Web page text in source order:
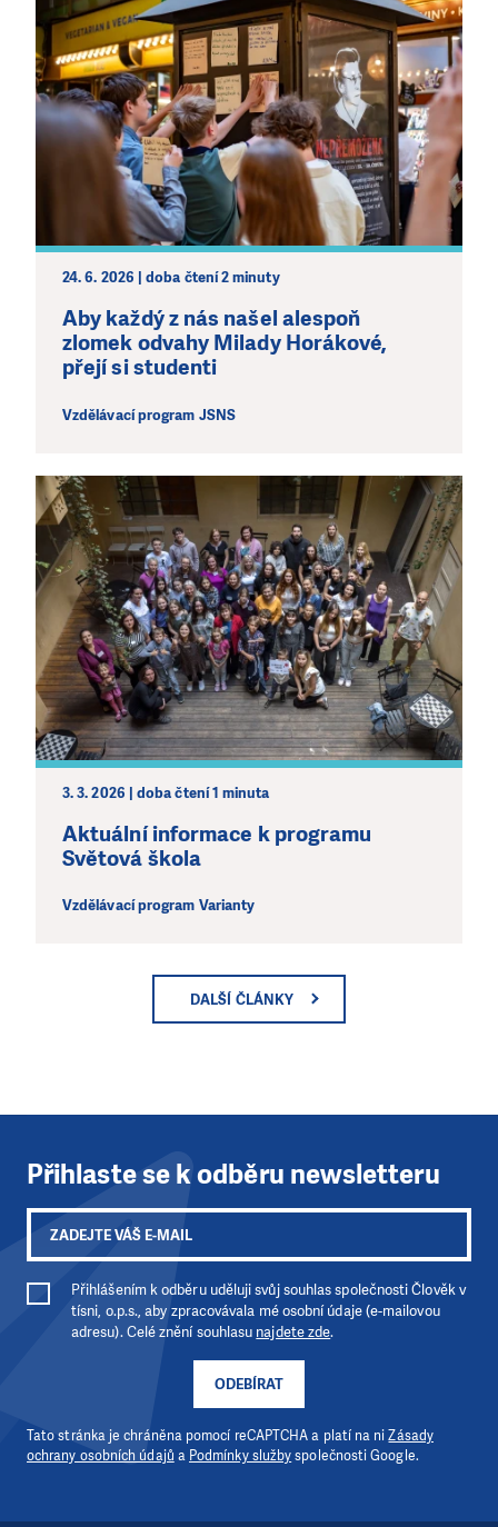
24. 6. 2026 | doba čtení 2 minuty
Aby každý z nás našel alespoň
zlomek odvahy Milady Horákové,
přejí si studenti
Vzdělávací program JSNS
3. 3. 2026 | doba čtení 1 minuta
Aktuální informace k programu
Světová škola
Vzdělávací program Varianty
DALŠÍ ČLÁNKY
Přihlaste se k odběru newsletteru
ODEBÍRAT
Přihlášením k odběru uděluji svůj souhlas společnosti Člověk v
tísni, o.p.s., aby zpracovávala mé osobní údaje (e-mailovou
adresu). Celé znění souhlasu najdete zde.
Tato stránka je chráněna pomocí reCAPTCHA a platí na niZásady
ochrany osobních údajů a Podmínky službyspolečnosti Google.